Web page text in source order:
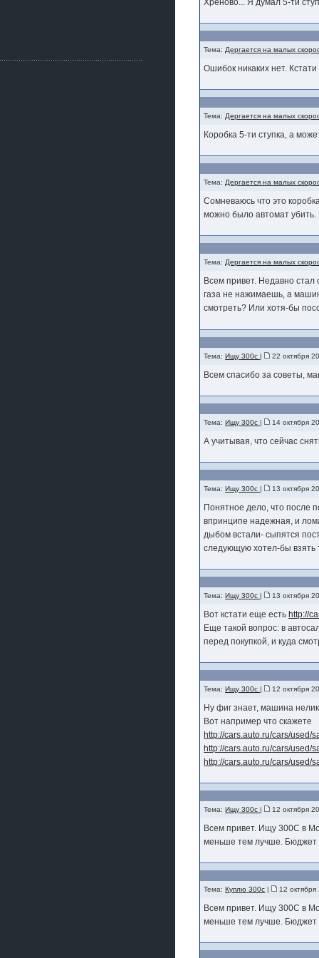
Хреново... Я думал 5-ти
Тема: Дергается на малых
Ошибок никаких нет.
Тема: Дергается на малых
Коробка 5-ти ступка, а
Тема: Дергается на малых
Сомневаюсь что это
можно было автомат убить.
Тема: Дергается на малых
Всем привет. Недавно стал
газа не нажимаешь, а
смотреть? Или хотя-бы
Тема:Ищу 300с | 22 октября
Всем спасибо за советы,
Тема:Ищу 300с | 14 октября
А учитывая, что сейчас
Тема:Ищу 300с | 13 октября
Понятное дело, что после
впринципе надежная, и
дыбом встали- сыпятся
следующую хотел-бы взять
Тема:Ищу 300с | 13 октября
Вот кстати еще есть http://
Еще такой вопрос: в
перед покупкой, и куда
Тема:Ищу 300с | 12 октября
Ну фиг знает, машина
Вот например что скажете
http://cars.auto.ru/cars/used/
http://cars.auto.ru/cars/used/
http://cars.auto.ru/cars/used/
Тема:Ищу 300с | 12 октября
Всем привет. Ищу 300C в
меньше тем лучше. Бюджет
Тема:Куплю 300с | 12
Всем привет. Ищу 300C в
меньше тем лучше. Бюджет